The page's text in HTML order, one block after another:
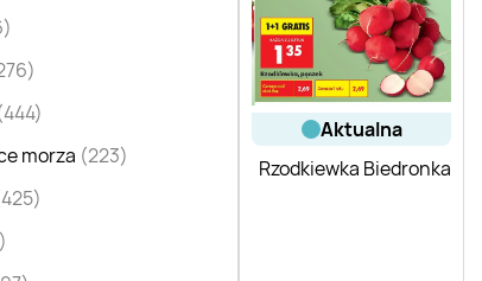
morza (223)
aktualna
Rzodkiewka Biedronka